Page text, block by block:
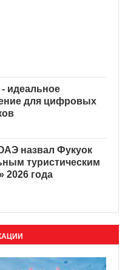
идеальное
для цифровых
назвал Фукуок
туристическим
2026 года